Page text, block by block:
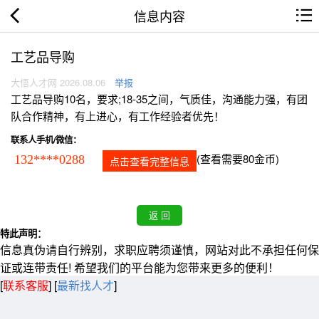
信息内容
工艺品导购
大悟人才网 2026.08.06 举报
工艺品导购10名，要求;18-35之间，气质佳，沟通能力强，有团
队合作精神，有上进心，有工作经验者优先！
联系人手机/微信：
132****0288 点击查看完整信息 (查看需要80金币)
特此声明：
信息真伪请自行辨别，求职应聘须谨慎，网站对此不承担任何保
证或连带责任! 希望我们的平台能为您带来更多的便利！
[联系客服] [最新找人才]